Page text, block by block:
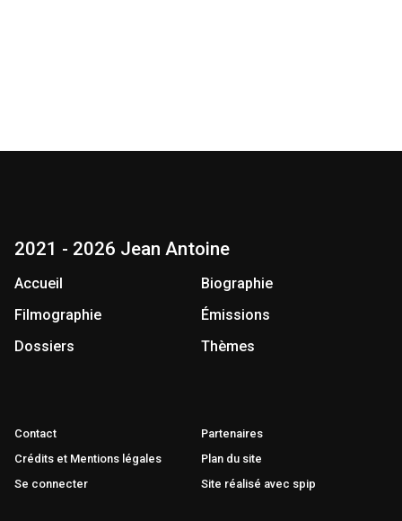
2021 - 2026 Jean Antoine
Accueil
Biographie
Filmographie
Émissions
Dossiers
Thèmes
Contact
Partenaires
Crédits et Mentions légales
Plan du site
Se connecter
Site réalisé avec spip